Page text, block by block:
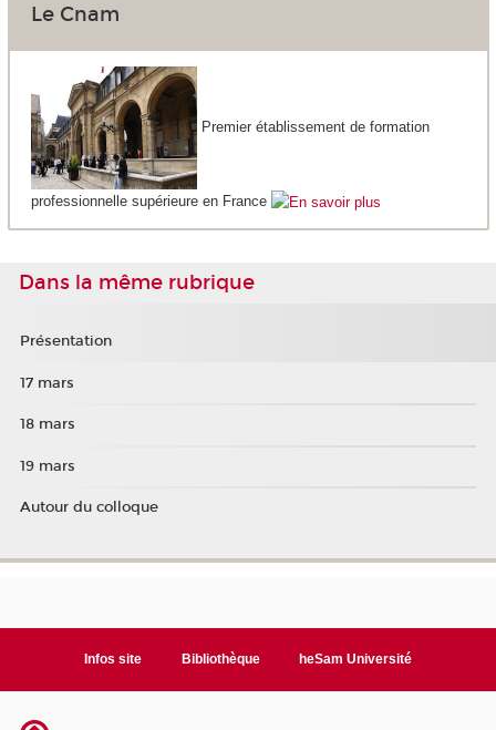
Le Cnam
Premier établissement de formation
professionnelle supérieure en France
Dans la même rubrique
Présentation
17 mars
18 mars
19 mars
Autour du colloque
Infos site Bibliothèque heSam Université